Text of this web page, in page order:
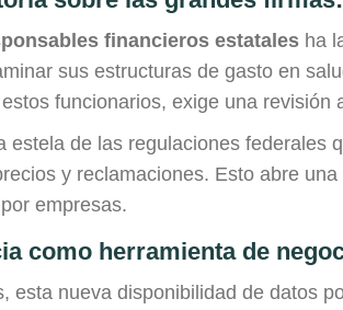
financieros estatales ha
sus estructuras de gasto en
funcionarios, exige una
estela de las regulaciones federales
y reclamaciones. Esto abre
empresas.
como herramienta de
esta nueva disponibilidad de datos